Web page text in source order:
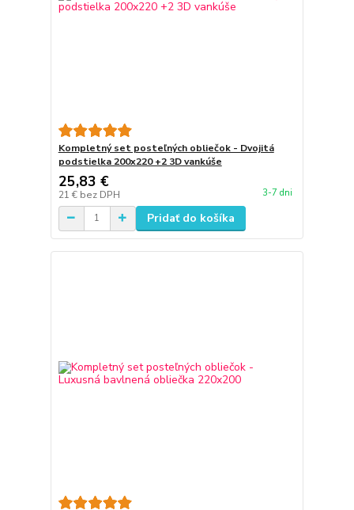
Kompletný set posteľných obliečok - Dvojitá
podstielka 200x220 +2 3D vankúše
25,83 €
21 € bez DPH 3-7 dni
Pridať do košíka